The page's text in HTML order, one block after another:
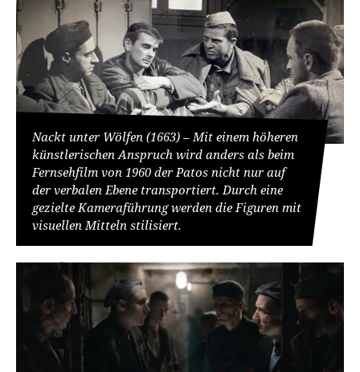
Nackt unter Wölfen (1663) – Mit einem höheren
künstlerischen Anspruch wird anders als beim
Fernsehfilm von 1960 der Patos nicht nur auf
der verbalen Ebene transportiert. Durch eine
gezielte Kameraführung werden die Figuren mit
visuellen Mitteln stilisiert.